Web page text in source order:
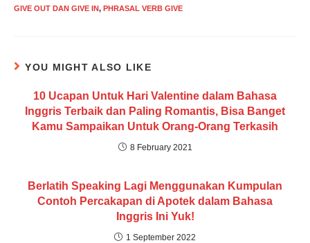
GIVE OUT DAN GIVE IN, PHRASAL VERB GIVE
YOU MIGHT ALSO LIKE
10 Ucapan Untuk Hari Valentine dalam Bahasa
Inggris Terbaik dan Paling Romantis, Bisa Banget
Kamu Sampaikan Untuk Orang-Orang Terkasih
8 February 2021
Berlatih Speaking Lagi Menggunakan Kumpulan
Contoh Percakapan di Apotek dalam Bahasa
Inggris Ini Yuk!
1 September 2022